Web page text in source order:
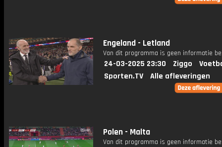
Engeland - Letland
Van dit programma is geen informatie
24-03-2025 23:30 Ziggo
Sporten.TV
Alle afleveringen
Polen - Malta
Van dit programma is geen informatie